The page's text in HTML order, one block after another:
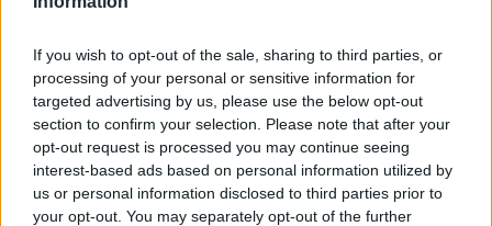
If you wish to opt-out of the sale, sharing to third parties, or
processing of your personal or sensitive information for
targeted advertising by us, please use the below opt-out
section to confirm your selection. Please note that after your
opt-out request is processed you may continue seeing
interest-based ads based on personal information utilized by
us or personal information disclosed to third parties prior to
your opt-out. You may separately opt-out of the further
Címkék: #star citizen #űrszimulátor #mmo
#cloud
imperium games